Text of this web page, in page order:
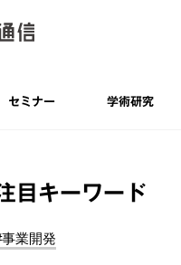
セミナー 学術研究
目キーワード
業開発